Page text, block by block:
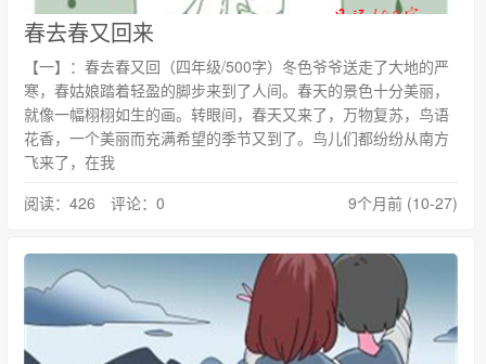
春去春又回来
【一】：春去春又回（四年级/500字）冬色爷爷送走了大地的严
寒，春姑娘踏着轻盈的脚步来到了人间。春天的景色十分美丽，
就像一幅栩栩如生的画。转眼间，春天又来了，万物复苏，鸟语
花香，一个美丽而充满希望的季节又到了。鸟儿们都纷纷从南方
飞来了，在我
阅读：426 评论：0
9个月前 (10-27)